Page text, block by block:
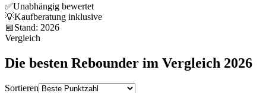
✅Unabhängig bewertet
💡Kaufberatung inklusive
📅Stand: 2026
Vergleich
Die besten Rebounder im Vergleich 2026
Sortieren